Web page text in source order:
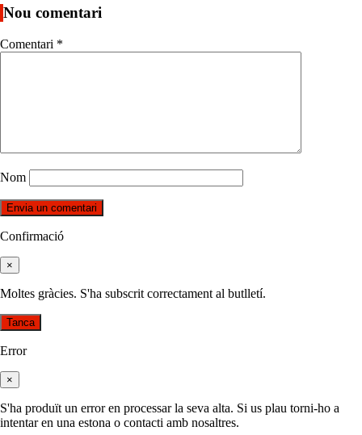
Nou comentari
Comentari *
Nom
Confirmació
×
Moltes gràcies. S'ha subscrit correctament al butlletí.
Tanca
Error
×
S'ha produït un error en processar la seva alta. Si us plau torni-ho a
intentar en una estona o contacti amb nosaltres.